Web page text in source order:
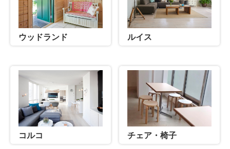
ウッドランド ルイス
コルコ チェア・椅子